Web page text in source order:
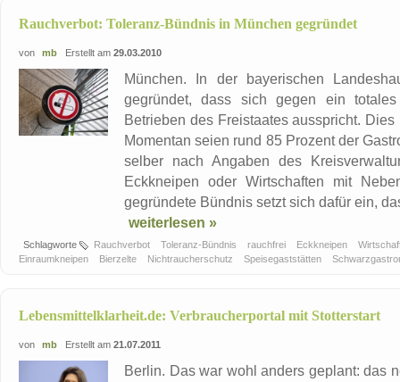
Rauchverbot: Toleranz-Bündnis in München gegründet
von mb Erstellt am 29.03.2010
München. In der bayerischen
gegründet, dass sich gegen ein
Betrieben des Freistaates ausspricht.
Momentan seien rund 85 Prozent der
selber nach Angaben des
Eckkneipen oder Wirtschaften mit
gegründete Bündnis setzt sich dafür ein,
weiterlesen »
Schlagworte Rauchverbot Toleranz-Bündnis rauchfrei Eckkneipen
Einraumkneipen
Bierzelte Nichtraucherschutz Speisegaststätten
Lebensmittelklarheit.de: Verbraucherportal mit Stotterstart
von mb Erstellt am 21.07.2011
Berlin. Das war wohl anders geplant: das